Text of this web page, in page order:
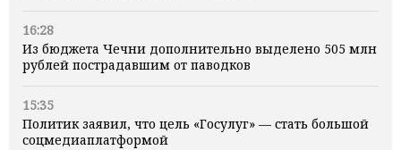
16:28
Из бюджета Чечни дополнительно выделено 505 млн
рублей пострадавшим от паводков
15:35
Политик заявил, что цель «Госулуг» — стать большой
соцмедиаплатформой